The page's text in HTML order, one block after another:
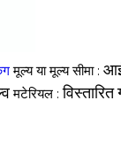
मूल्य या मूल्य सीमा :
मटेरियल :